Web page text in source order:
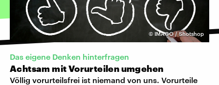
© IMAGO / Shotshop
Das eigene Denken hinterfragen
Achtsam mit Vorurteilen umgehen
Völlig vorurteilsfrei ist niemand von uns. Vorurteile